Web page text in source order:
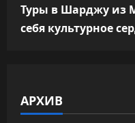
Туры в Шарджу из
себя культурное
АРХИВ